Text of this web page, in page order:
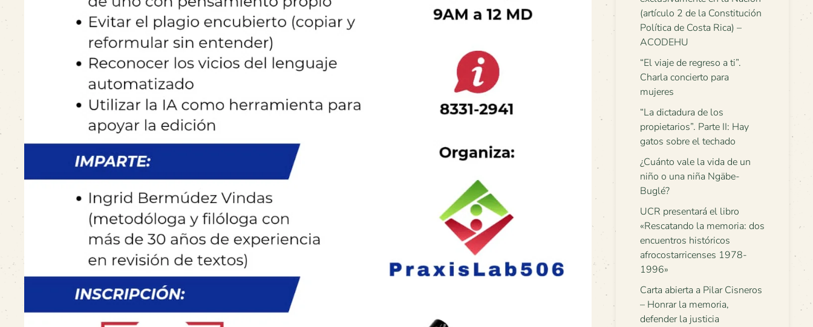
(artículo 2 de la Constitución
Política de Costa Rica) –
ACODEHU
“El viaje de regreso a ti”.
Charla concierto para
mujeres
“La dictadura de los
propietarios”. Parte II: Hay
gatos sobre el techado
¿Cuánto vale la vida de un
niño o una niña Ngäbe-
Buglé?
UCR presentará el libro
«Rescatando la memoria: dos
encuentros históricos
afrocostarricenses 1978-
1996»
Carta abierta a Pilar Cisneros
– Honrar la memoria,
defender la justicia